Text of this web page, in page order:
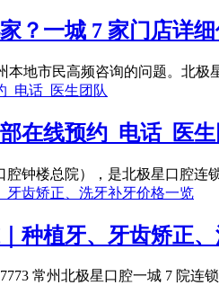
？一城 7 家门店详
本地市民高频咨询的问题。北极
在线预约_电话_医生
钟楼总院），是北极星口腔连
种植牙、牙齿矫正
常州北极星口腔一城 7 院连